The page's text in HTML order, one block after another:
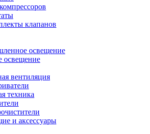
клапанов
освещение
освещение
вентиляция
техника
и аксессуары